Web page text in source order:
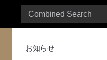
お知らせ